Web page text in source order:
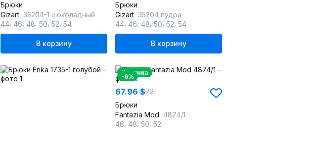
Брюки
Gizart 35204-1 шоколадный
44 46 48 50 52 54
В корзину
Брюки
Gizart 35204 пудра
44 46 48 50 52 54
В корзину
Новинка
-6%
67.96 $72
Брюки
Fantazia Mod 4874/1
46 48 50 52